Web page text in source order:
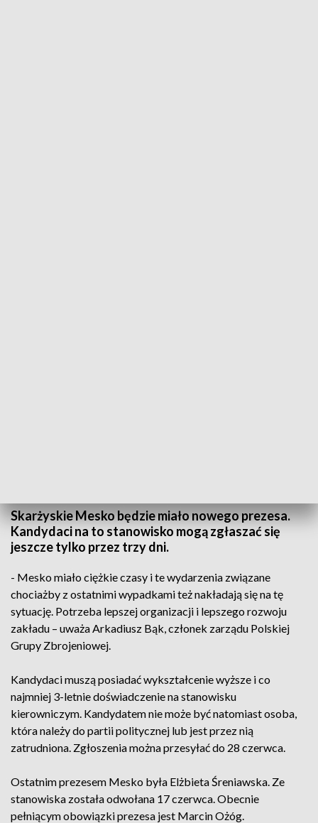
Skarżyskie Mesko będzie miało nowego prezesa.
Kandydaci na to stanowisko mogą zgłaszać się
jeszcze tylko przez trzy dni.
- Mesko miało ciężkie czasy i te wydarzenia związane
chociażby z ostatnimi wypadkami też nakładają się na tę
sytuację. Potrzeba lepszej organizacji i lepszego rozwoju
zakładu – uważa Arkadiusz Bąk, członek zarządu Polskiej
Grupy Zbrojeniowej.
Kandydaci muszą posiadać wykształcenie wyższe i co
najmniej 3-letnie doświadczenie na stanowisku
kierowniczym. Kandydatem nie może być natomiast osoba,
która należy do partii politycznej lub jest przez nią
zatrudniona. Zgłoszenia można przesyłać do 28 czerwca.
Ostatnim prezesem Mesko była Elżbieta Śreniawska. Ze
stanowiska została odwołana 17 czerwca. Obecnie
pełniącym obowiązki prezesa jest Marcin Ożóg.